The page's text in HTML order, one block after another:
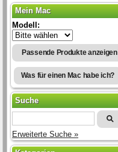
Mein Mac
Modell:
Passende Produkte anzeigen
Was für einen Mac habe ich?
Suche
Erweiterte Suche »